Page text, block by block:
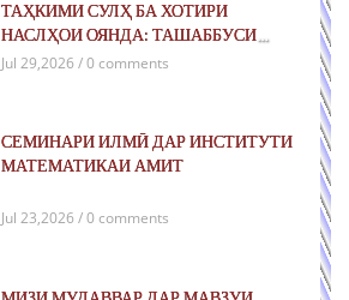
ТАҲКИМИ СУЛҲ БА ХОТИРИ
НАСЛҲОИ ОЯНДА: ТАШАББУСИ
ҶАҲОНИИ ҶУМҲУРИИ ТОҶИКИСТОН
Jul 29,2026 / 0 comments
СЕМИНАРИ ИЛМӢ ДАР ИНСТИТУТИ
МАТЕМАТИКАИ АМИТ
Jul 23,2026 / 0 comments